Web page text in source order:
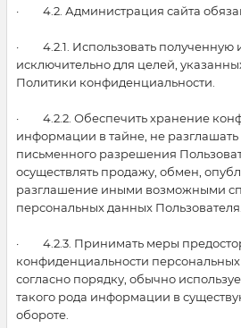
· 4.2. Администрация сайта
· 4.2.1. Использовать
исключительно для целей,
Политики конфиденциальности.
· 4.2.2. Обеспечить хранение
информации в тайне, не
письменного разрешения
осуществлять продажу, обмен,
разглашение иными возможными
персональных данных Пользователя.
· 4.2.3. Принимать меры
конфиденциальности
согласно порядку, обычно
такого рода информации в
обороте.